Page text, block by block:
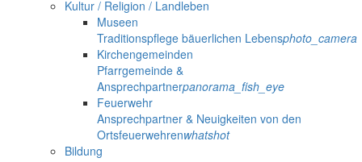
Kultur / Religion / Landleben
Museen
Traditionspflege bäuerlichen Lebensphoto_camera
Kirchengemeinden
Pfarrgemeinde &
Ansprechpartnerpanorama_fish_eye
Feuerwehr
Ansprechpartner & Neuigkeiten von den
Ortsfeuerwehrenwhatshot
Bildung